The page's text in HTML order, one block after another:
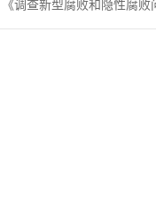
《调查新型腐败和隐性腐
发